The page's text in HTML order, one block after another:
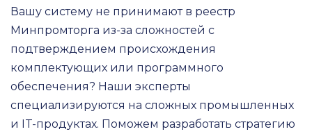
Вашу систему не принимают в реестр
Минпромторга из-за сложностей с
подтверждением происхождения
комплектующих или программного
обеспечения? Наши эксперты
специализируются на сложных промышленных
и IT-продуктах. Поможем разработать стратегию